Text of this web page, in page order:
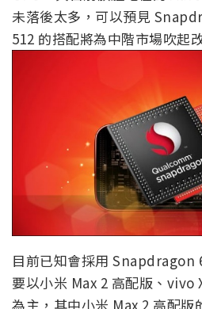
未落後太多，可以預見
512 的搭配將為中階市場吹起
目前已知會採用 Snapdragon
要以小米 Max 2 高配版、vivo
為主，其中小米 Max 2 高配版